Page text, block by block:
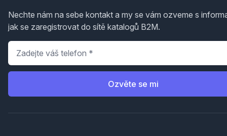
Nechte nám na sebe kontakt a my se vám ozveme s
jak se zaregistrovat do sítě katalogů B2M.
Telefon
Ozvěte se mi